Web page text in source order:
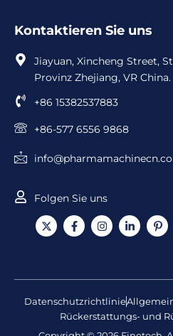
Kontaktieren Sie uns
Jiayuan, Xincheng Street,
Provinz Zhejiang, VR China.
+86 15382537883
+86-577 6556 9868
Folgen Sie uns
X
-
t
e
F
a
o
k
f
I
n
g
a
m
L
i
d
n
i
n
I
c
P
n
t
e
r
Datenschutzrichtlinie
Rückerstattungs- und